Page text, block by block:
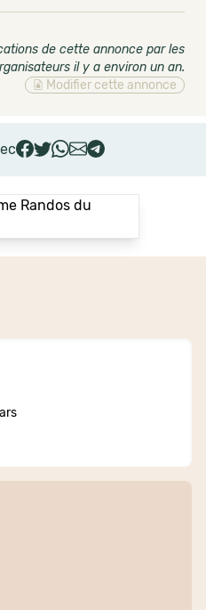
de cette annonce par les
il y a environ un an.
Modifier cette annonce